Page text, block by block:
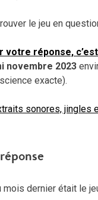
le jeu en
votre réponse,
novembre 2023
exacte).
sonores, jingles
mois dernier était le